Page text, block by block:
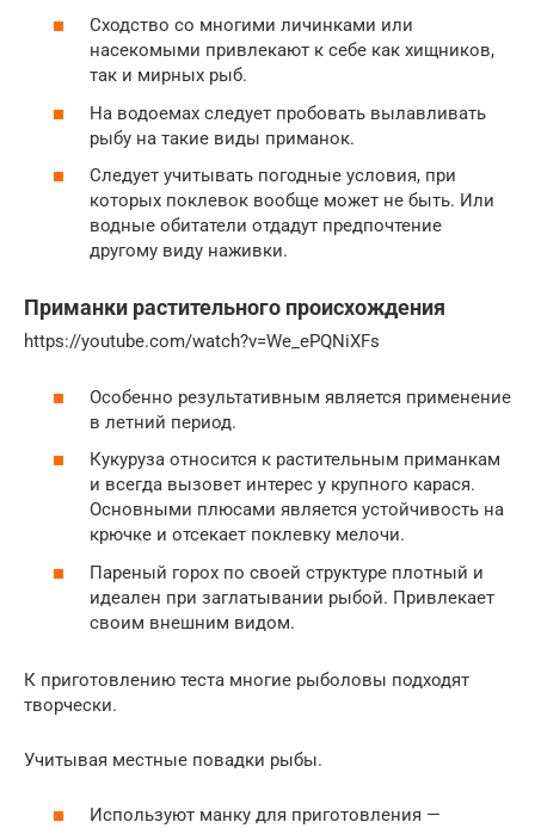
Сходство со многими личинками или
насекомыми привлекают к себе как хищников,
так и мирных рыб.
На водоемах следует пробовать вылавливать
рыбу на такие виды приманок.
Следует учитывать погодные условия, при
которых поклевок вообще может не быть. Или
водные обитатели отдадут предпочтение
другому виду наживки.
Приманки растительного происхождения
https://youtube.com/watch?v=We_ePQNiXFs
Особенно результативным является применение
в летний период.
Кукуруза относится к растительным приманкам
и всегда вызовет интерес у крупного карася.
Основными плюсами является устойчивость на
крючке и отсекает поклевку мелочи.
Пареный горох по своей структуре плотный и
идеален при заглатывании рыбой. Привлекает
своим внешним видом.
К приготовлению теста многие рыболовы подходят
творчески.
Учитывая местные повадки рыбы.
Используют манку для приготовления —